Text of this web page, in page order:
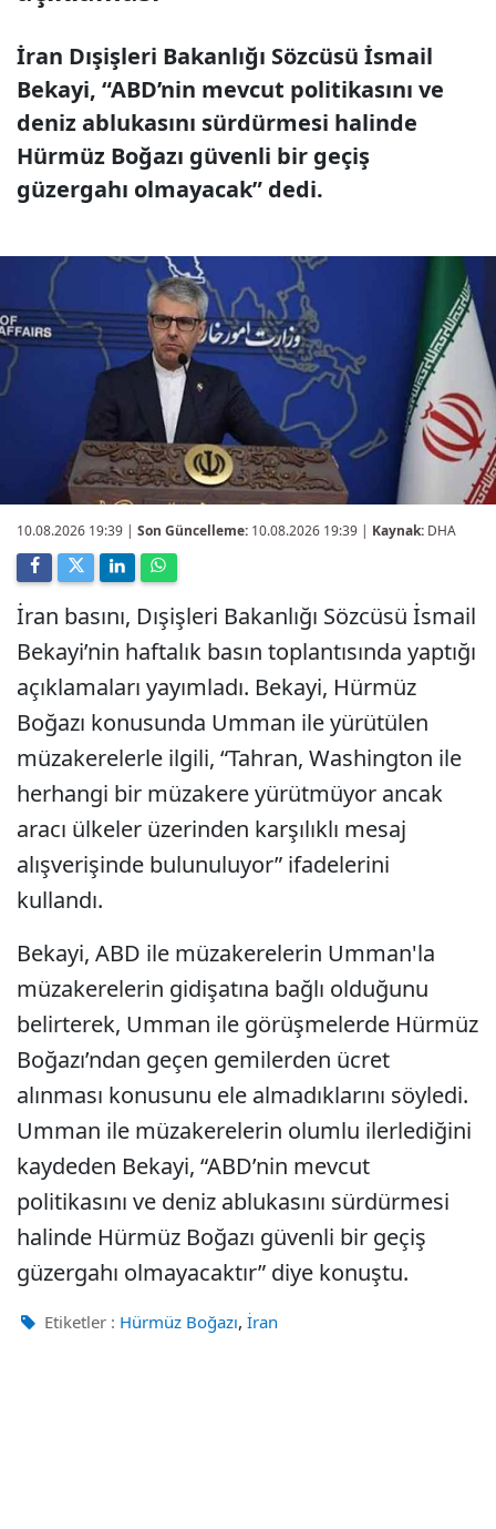
İran Dışişleri Bakanlığı Sözcüsü İsmail
Bekayi, “ABD’nin mevcut politikasını ve
deniz ablukasını sürdürmesi halinde
Hürmüz Boğazı güvenli bir geçiş
güzergahı olmayacak” dedi.
10.08.2026 19:39 | Son Güncelleme: 10.08.2026 19:39 | Kaynak: DHA
İran basını, Dışişleri Bakanlığı Sözcüsü İsmail
Bekayi’nin haftalık basın toplantısında yaptığı
açıklamaları yayımladı. Bekayi, Hürmüz
Boğazı konusunda Umman ile yürütülen
müzakerelerle ilgili, “Tahran, Washington ile
herhangi bir müzakere yürütmüyor ancak
aracı ülkeler üzerinden karşılıklı mesaj
alışverişinde bulunuluyor” ifadelerini
kullandı.
Bekayi, ABD ile müzakerelerin Umman'la
müzakerelerin gidişatına bağlı olduğunu
belirterek, Umman ile görüşmelerde Hürmüz
Boğazı’ndan geçen gemilerden ücret
alınması konusunu ele almadıklarını söyledi.
Umman ile müzakerelerin olumlu ilerlediğini
kaydeden Bekayi, “ABD’nin mevcut
politikasını ve deniz ablukasını sürdürmesi
halinde Hürmüz Boğazı güvenli bir geçiş
güzergahı olmayacaktır” diye konuştu.
Etiketler : Hürmüz Boğazı, İran